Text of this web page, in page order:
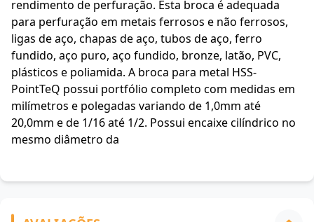
rendimento de perfuração. Esta broca é adequada
para perfuração em metais ferrosos e não ferrosos,
ligas de aço, chapas de aço, tubos de aço, ferro
fundido, aço puro, aço fundido, bronze, latão, PVC,
plásticos e poliamida. A broca para metal HSS-
PointTeQ possui portfólio completo com medidas em
milímetros e polegadas variando de 1,0mm até
20,0mm e de 1/16 até 1/2. Possui encaixe cilíndrico no
mesmo diâmetro da